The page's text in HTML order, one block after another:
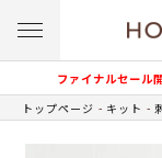
ファイナルセール
トップページ キット